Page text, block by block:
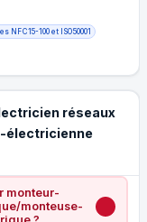
C 15-100 et ISO 50001
réseaux
électricienne
monteur-
monteuse-